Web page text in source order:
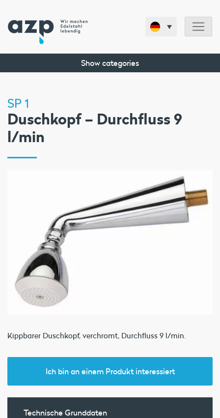
Show categories
SP 1
Duschkopf – Durchfluss 9
l/min
Kippbarer Duschkopf, verchromt, Durchfluss 9 l/min.
Ich bin an einem Produkt interessiert
Technische Grunddaten